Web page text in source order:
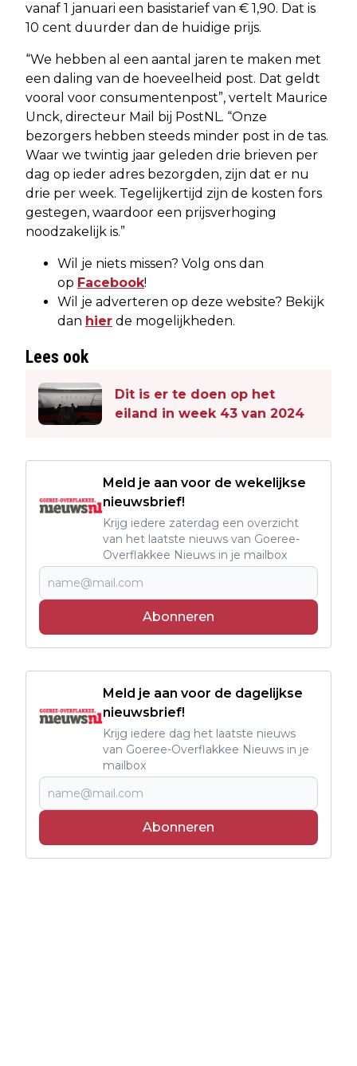
vanaf 1 januari een basistarief van € 1,90. Dat is
10 cent duurder dan de huidige prijs.
“We hebben al een aantal jaren te maken met
een daling van de hoeveelheid post. Dat geldt
vooral voor consumentenpost”, vertelt Maurice
Unck, directeur Mail bij PostNL. “Onze
bezorgers hebben steeds minder post in de tas.
Waar we twintig jaar geleden drie brieven per
dag op ieder adres bezorgden, zijn dat er nu
drie per week. Tegelijkertijd zijn de kosten fors
gestegen, waardoor een prijsverhoging
noodzakelijk is.”
Wil je niets missen? Volg ons dan
op Facebook!
Wil je adverteren op deze website? Bekijk
dan hier de mogelijkheden.
Lees ook
Dit is er te doen op het
eiland in week 43 van 2024
Meld je aan voor de wekelijkse
nieuwsbrief!
Krijg iedere zaterdag een overzicht
van het laatste nieuws van Goeree-
Overflakkee Nieuws in je mailbox
Abonneren
Meld je aan voor de dagelijkse
nieuwsbrief!
Krijg iedere dag het laatste nieuws
van Goeree-Overflakkee Nieuws in je
mailbox
Abonneren